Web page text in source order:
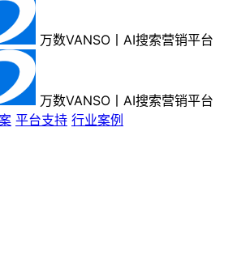
万数VANSO丨AI搜索营销平台
万数VANSO丨AI搜索营销平台
平台支持 行业案例